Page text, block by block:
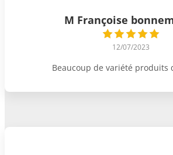
M Françoise
12/07/2023
Beaucoup de variété produits